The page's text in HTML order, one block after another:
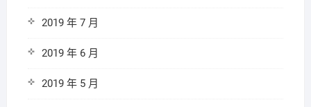
2019 年 7 月
2019 年 6 月
2019 年 5 月